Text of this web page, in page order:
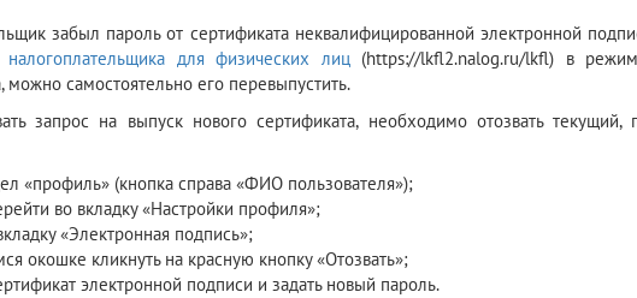
забыл пароль от сертификата неквалифицированной электронной
для физических лиц(https://lkfl2.nalog.ru/lkfl) в
можно самостоятельно его перевыпустить.
запрос на выпуск нового сертификата, необходимо отозвать текущий,
«профиль» (кнопка справа «ФИО пользователя»);
во вкладку «Настройки профиля»;
«Электронная подпись»;
окошке кликнуть на красную кнопку «Отозвать»;
электронной подписи и задать новый пароль.